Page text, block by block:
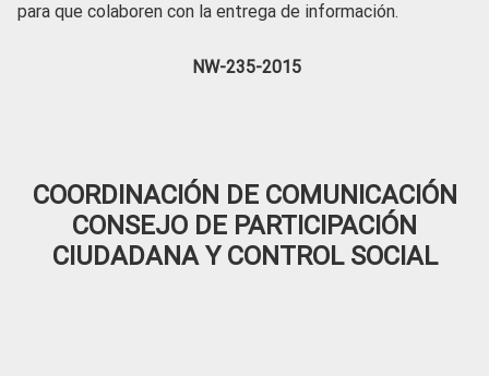
para que colaboren con la entrega de información.
NW-235-2015
COORDINACIÓN DE COMUNICACIÓN
CONSEJO DE PARTICIPACIÓN
CIUDADANA Y CONTROL SOCIAL